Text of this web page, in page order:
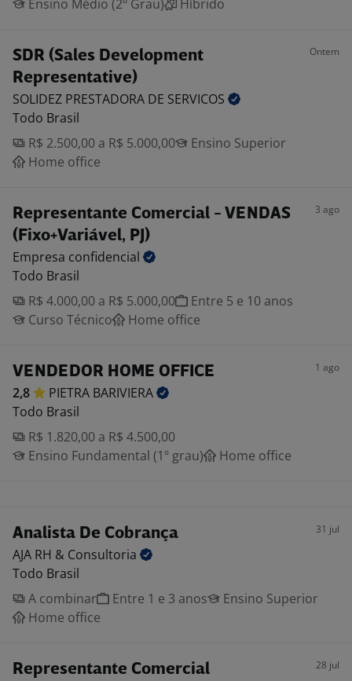
Ensino Médio (2º Grau)
Híbrido
SDR (Sales Development
Representative)
Ontem
SOLIDEZ PRESTADORA DE SERVICOS
Todo Brasil
R$ 2.500,00 a R$ 5.000,00
Ensino Superior
Home office
Representante Comercial - VENDAS
(Fixo+Variável, PJ)
3 ago
Empresa confidencial
Todo Brasil
R$ 4.000,00 a R$ 5.000,00
Entre 5 e 10 anos
Curso Técnico
Home office
VENDEDOR HOME OFFICE 1 ago
2,8 PIETRA BARIVIERA
Todo Brasil
R$ 1.820,00 a R$ 4.500,00
Ensino Fundamental (1º grau)
Home office
Analista De Cobrança 31 jul
AJA RH & Consultoria
Todo Brasil
A combinar
Entre 1 e 3 anos
Ensino Superior
Home office
Representante Comercial 28 jul